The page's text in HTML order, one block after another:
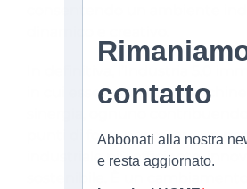
in cui esseri umani e macchine
punti di forza per creare un
industriale più efficiente,